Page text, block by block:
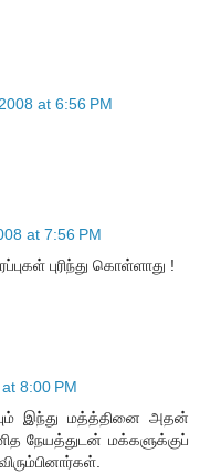
at 6:56 PM
at 7:56 PM
புரிந்து கொள்ளாது !
8:00 PM
இந்து மத்த்தினை அதன்
நேயத்துடன் மக்களுக்குப்